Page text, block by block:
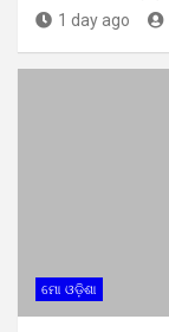
1 day ago
ମୋ ଓଡ଼ିଶା